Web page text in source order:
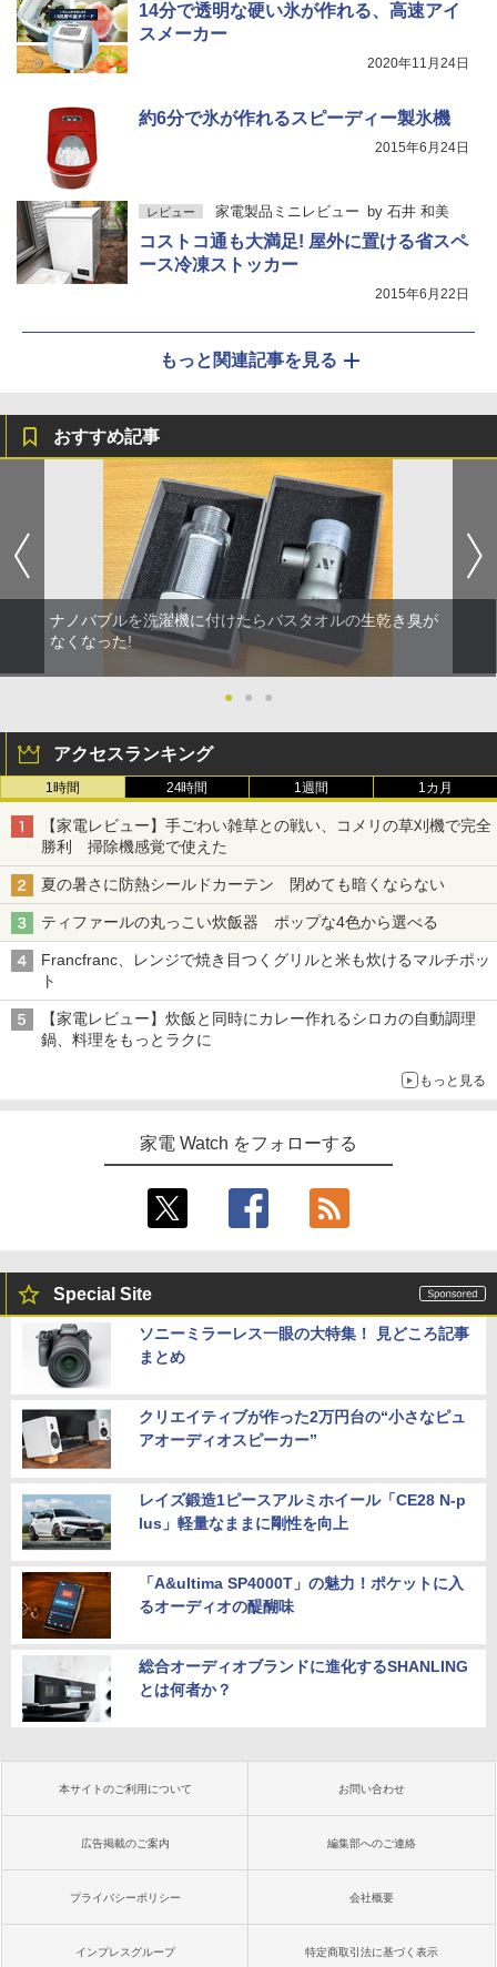
14分で透明な硬い氷が作れる、高速アイ
スメーカー
2020年11月24日
約6分で氷が作れるスピーディー製氷機
2015年6月24日
レビュー 家電製品ミニレビュー by 石井 和美
コストコ通も大満足! 屋外に置ける省スペ
ース冷凍ストッカー
2015年6月22日
もっと関連記事を見る
おすすめ記事
ナノバブルを洗濯機に付けたらバスタオルの生乾き臭が
なくなった!
● ● ●
アクセスランキング
1時間 24時間 1週間 1カ月
【家電レビュー】手ごわい雑草との戦い、コメリの草刈機で完全
勝利 掃除機感覚で使えた
夏の暑さに防熱シールドカーテン 閉めても暗くならない
ティファールの丸っこい炊飯器 ポップな4色から選べる
Francfranc、レンジで焼き目つくグリルと米も炊けるマルチポッ
ト
【家電レビュー】炊飯と同時にカレー作れるシロカの自動調理
鍋、料理をもっとラクに
もっと見る
家電 Watch をフォローする
Special Site
ソニーミラーレス一眼の大特集！ 見どころ記事
まとめ
クリエイティブが作った2万円台の“小さなピュ
アオーディオスピーカー”
レイズ鍛造1ピースアルミホイール「CE28 N-p
lus」軽量なままに剛性を向上
「A&ultima SP4000T」の魅力！ポケットに入
るオーディオの醍醐味
総合オーディオブランドに進化するSHANLING
とは何者か？
本サイトのご利用について お問い合わせ
広告掲載のご案内 編集部へのご連絡
プライバシーポリシー 会社概要
インプレスグループ 特定商取引法に基づく表示